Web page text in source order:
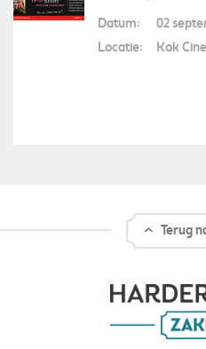
Datum:
02
Locatie:
Kok
Terug